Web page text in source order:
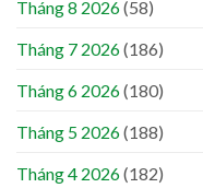
Tháng 8 2026(58)
Tháng 7 2026(186)
Tháng 6 2026(180)
Tháng 5 2026(188)
Tháng 4 2026(182)